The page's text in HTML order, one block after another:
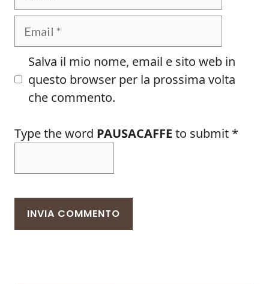
Salva il mio nome, email e sito web in
questo browser per la prossima volta
che commento.
Type the word PAUSACAFFE to submit *